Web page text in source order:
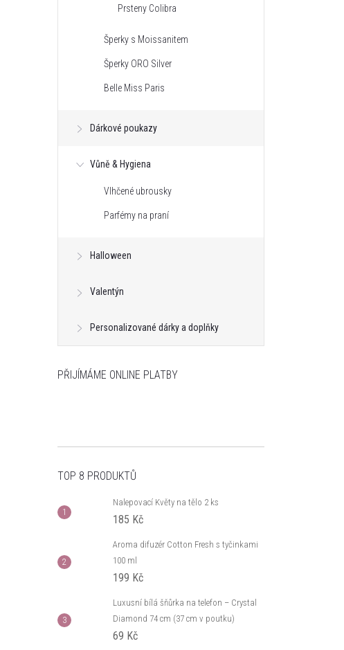
Prsteny Colibra
Šperky s Moissanitem
Šperky ORO Silver
Belle Miss Paris
Dárkové poukazy
Vůně & Hygiena
Vlhčené ubrousky
Parfémy na praní
Halloween
Valentýn
Personalizované dárky a doplňky
PŘIJÍMÁME ONLINE PLATBY
TOP 8 PRODUKTŮ
Nalepovací Květy na tělo 2 ks
185 Kč
Aroma difuzér Cotton Fresh s tyčinkami
100 ml
199 Kč
Luxusní bílá šňůrka na telefon – Crystal
Diamond 74 cm (37 cm v poutku)
69 Kč